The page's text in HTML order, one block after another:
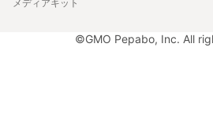
メディアキット
©GMO Pepabo, Inc. All